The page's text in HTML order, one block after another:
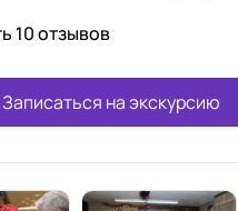
10 отзывов
Записаться на экскурсию